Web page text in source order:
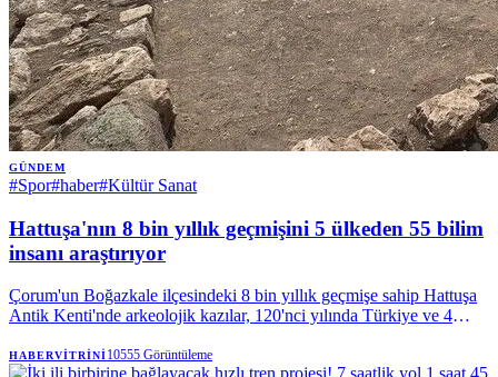
GÜNDEM
#Spor#haber#Kültür Sanat
Hattuşa'nın 8 bin yıllık geçmişini 5 ülkeden 55 bilim
insanı araştırıyor
Çorum'un Boğazkale ilçesindeki 8 bin yıllık geçmişe sahip Hattuşa
Antik Kenti'nde arkeolojik kazılar, 120'nci yılında Türkiye ve 4
Anadolu Ajansı
HABERVITRINI10555 Görüntüleme